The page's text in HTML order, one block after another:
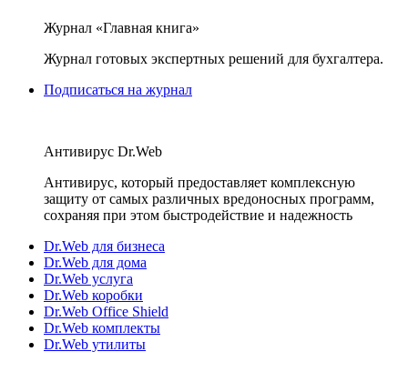
Журнал «Главная книга»
Журнал готовых экспертных решений для бухгалтера.
Подписаться на журнал
Антивирус Dr.Web
Антивирус, который предоставляет комплексную
защиту от самых различных вредоносных программ,
сохраняя при этом быстродействие и надежность
Dr.Web для бизнеса
Dr.Web для дома
Dr.Web услуга
Dr.Web коробки
Dr.Web Office Shield
Dr.Web комплекты
Dr.Web утилиты